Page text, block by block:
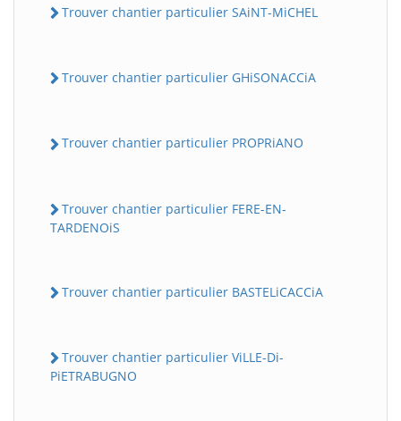
Trouver chantier particulier SAiNT-MiCHEL
Trouver chantier particulier GHiSONACCiA
Trouver chantier particulier PROPRiANO
Trouver chantier particulier FERE-EN-
TARDENOiS
Trouver chantier particulier BASTELiCACCiA
Trouver chantier particulier ViLLE-Di-
PiETRABUGNO